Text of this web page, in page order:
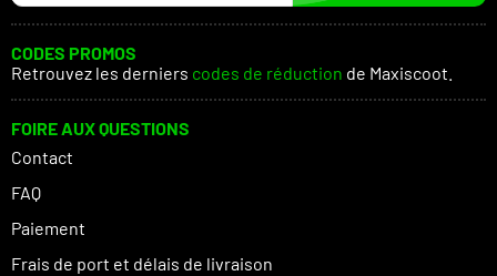
CODES PROMOS
Retrouvez les derniers codes de réduction de Maxiscoot.
FOIRE AUX QUESTIONS
Contact
FAQ
Paiement
Frais de port et délais de livraison